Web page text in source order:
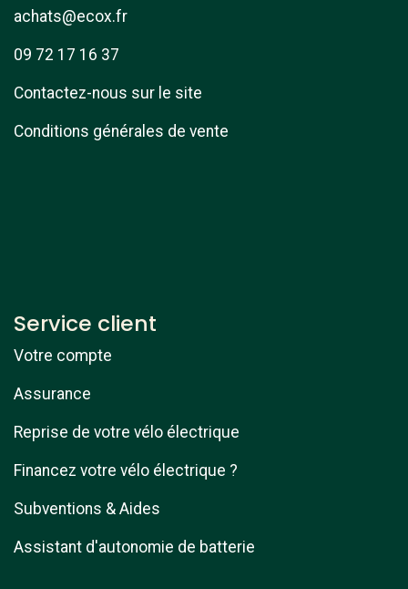
achats@ecox.fr
09 72 17 16 37
Contactez-nous sur le site
Conditions générales de vente
Service client
Votre compte
Assurance
Reprise de votre vélo électrique
Financez votre vélo électrique ?
Subventions & Aides
Assistant d'autonomie de batterie